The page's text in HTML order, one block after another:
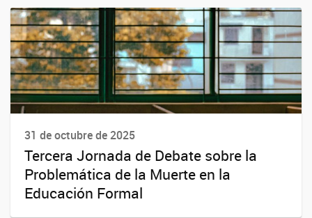
31 de octubre de 2025
Tercera Jornada de Debate sobre la
Problemática de la Muerte en la
Educación Formal